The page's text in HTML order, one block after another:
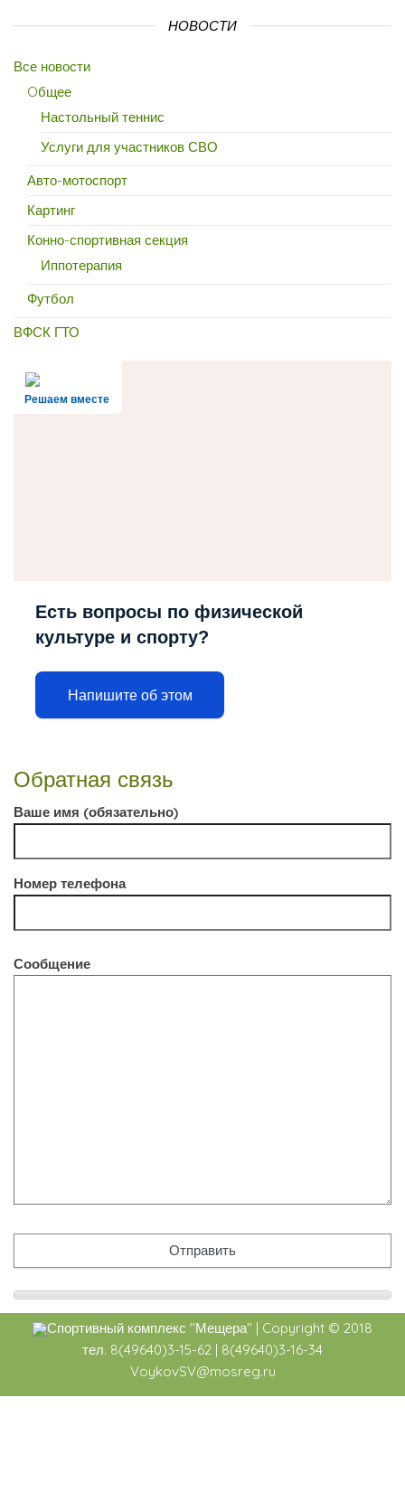
НОВОСТИ
Все новости
Oбщее
Настольный теннис
Услуги для участников СВО
Авто-мотоспорт
Картинг
Конно-спортивная секция
Иппотерапия
Футбол
ВФСК ГТО
Решаем вместе
Есть вопросы по физической
культуре и спорту?
Напишите об этом
Обратная связь
Ваше имя (обязательно)
Номер телефона
Сообщение
Спортивный комплекс "Мещера" Copyright © 2018
тел. 8(49640)3-15-62 | 8(49640)3-16-34
VoykovSV@mosreg.ru